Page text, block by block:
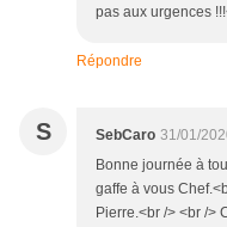
pas aux urgences
Répondre
S SebCaro 31/01/
Bonne journée à
gaffe à vous
Pierre.<br /> <br />